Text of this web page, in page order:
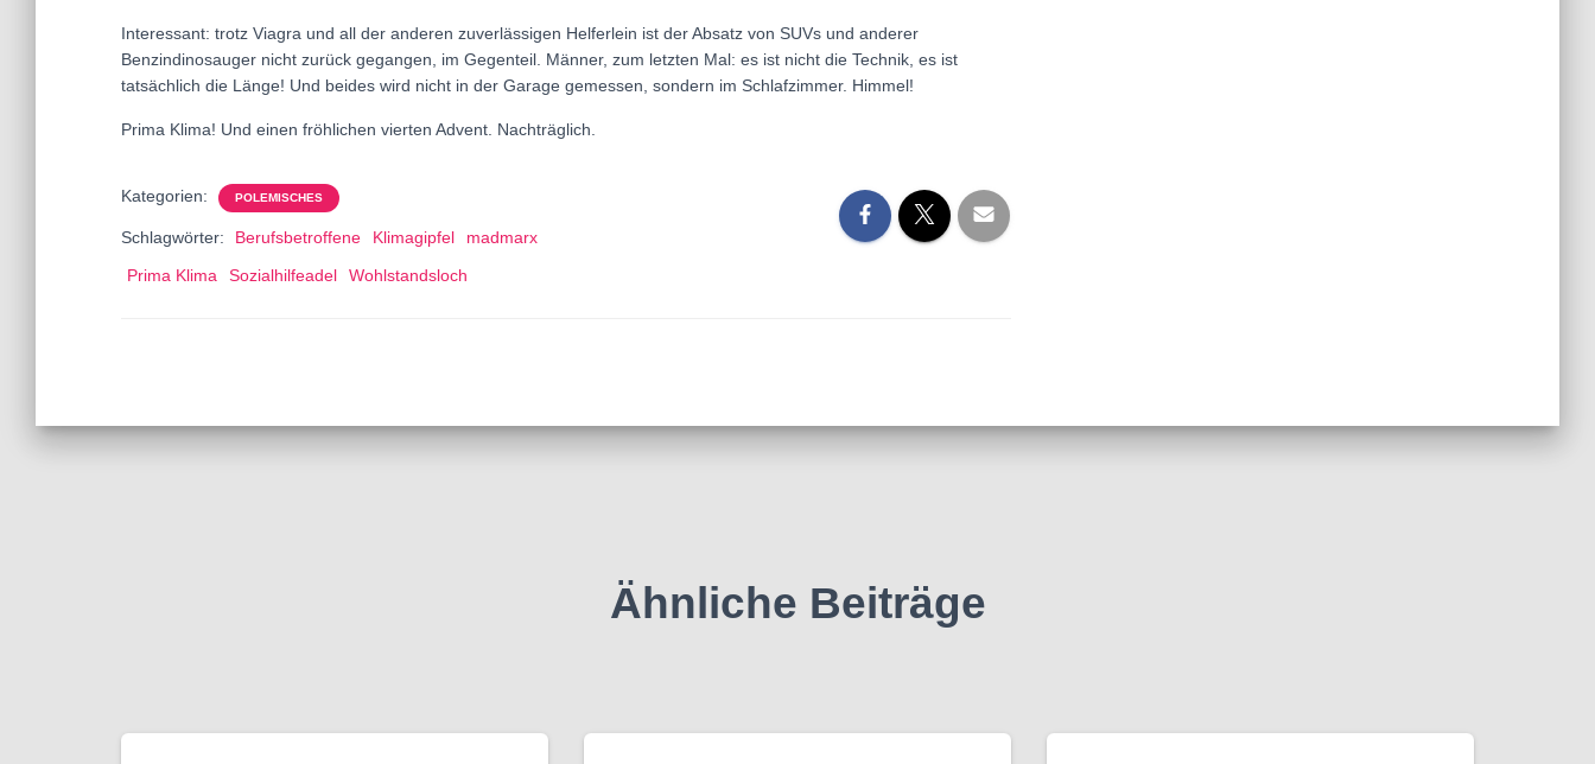
Interessant: trotz Viagra und all der anderen zuverlässigen Helferlein ist der Absatz von SUVs und anderer
Benzindinosauger nicht zurück gegangen, im Gegenteil. Männer, zum letzten Mal: es ist nicht die Technik, es ist
tatsächlich die Länge! Und beides wird nicht in der Garage gemessen, sondern im Schlafzimmer. Himmel!
Prima Klima! Und einen fröhlichen vierten Advent. Nachträglich.
Kategorien: POLEMISCHES
Schlagwörter: Berufsbetroffene Klimagipfel
madmarx
Prima Klima
Sozialhilfeadel Wohlstandsloch
Ähnliche Beiträge